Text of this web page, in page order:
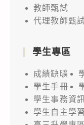
教師甄試
代理教師甄
學生專區
成績缺曠
學生手冊
學生事務資
學生自主學